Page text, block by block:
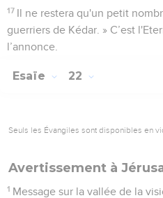
17 Il ne restera qu'un petit
guerriers de Kédar. » C’est
l’annonce.
Esaïe 22
Seuls les Évangiles sont disponibles en
Avertissement à
1 Message sur la vallée de la